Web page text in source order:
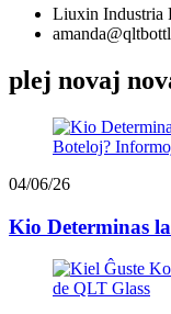
Liuxin Industria
plej novaj
04/06/26
Kio Determinas